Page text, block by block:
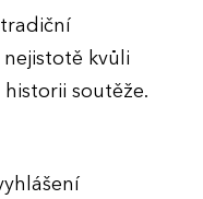
kvůli
soutěže.